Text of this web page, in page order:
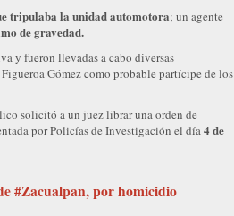
tripulaba la unidad automotora; un agente
de gravedad.
y fueron llevadas a cabo diversas
Gómez como probable partícipe de los
solicitó a un juez librar una orden de
por Policías de Investigación el día4 de
#Zacualpan, por homicidio